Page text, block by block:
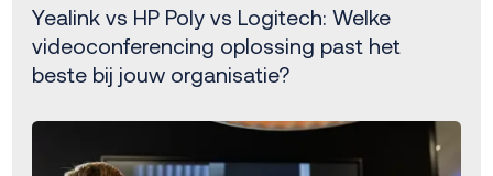
Yealink vs HP Poly vs Logitech: Welke
videoconferencing oplossing past het
beste bij jouw organisatie?